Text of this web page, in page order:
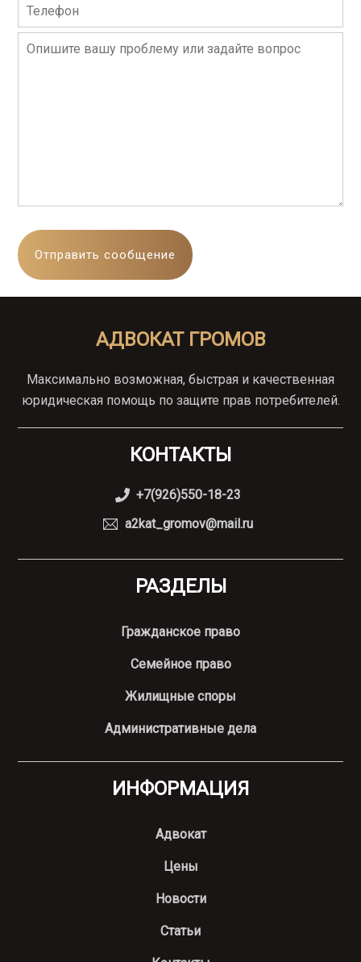
АДВОКАТ ГРОМОВ
Максимально возможная, быстрая и качественная
юридическая помощь по защите прав потребителей.
КОНТАКТЫ
+7(926)550-18-23
a2kat_gromov@mail.ru
РАЗДЕЛЫ
Гражданское право
Семейное право
Жилищные споры
Административные дела
ИНФОРМАЦИЯ
Адвокат
Цены
Новости
Статьи